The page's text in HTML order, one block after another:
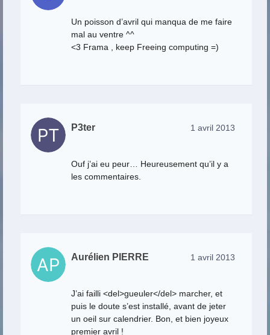
Un poisson d’avril qui manqua de me faire
mal au ventre ^^
<3 Frama , keep Freeing computing =)
P3ter 1 avril 2013
Ouf j’ai eu peur… Heureusement qu’il y a
les commentaires.
Aurélien PIERRE 1 avril 2013
J’ai failli <del>gueuler</del> marcher, et
puis le doute s’est installé, avant de jeter
un oeil sur calendrier. Bon, et bien joyeux
premier avril !